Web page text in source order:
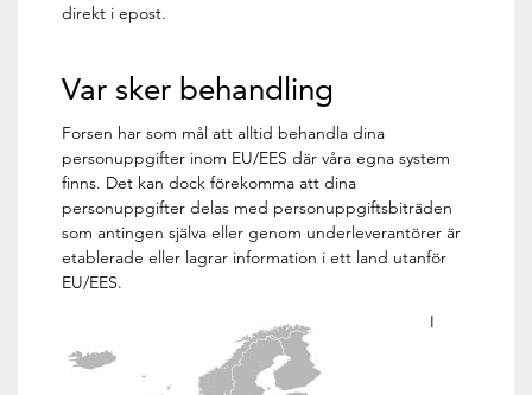
direkt i epost.
Var sker behandling
Forsen har som mål att alltid behandla dina
personuppgifter inom EU/EES där våra egna system
finns. Det kan dock förekomma att dina
personuppgifter delas med personuppgiftsbiträden
som antingen själva eller genom underleverantörer är
etablerade eller lagrar information i ett land utanför
EU/EES.
I